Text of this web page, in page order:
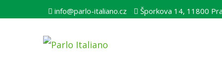
info@parlo-italiano.cz Šporkova 14, 11800